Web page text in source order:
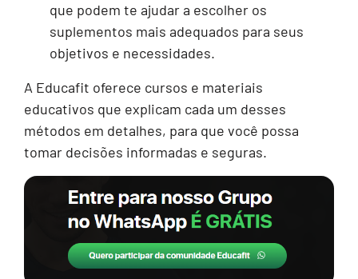
que podem te ajudar a escolher os
suplementos mais adequados para seus
objetivos e necessidades.
A Educafit oferece cursos e materiais
educativos que explicam cada um desses
métodos em detalhes, para que você possa
tomar decisões informadas e seguras.